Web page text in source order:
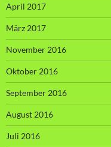
April 2017
März 2017
November 2016
Oktober 2016
September 2016
August 2016
Juli 2016